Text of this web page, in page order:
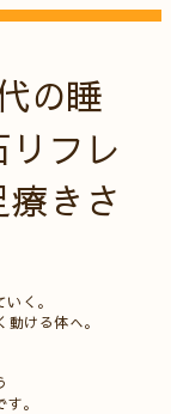
の睡
フレ
きさ
く。
ける体へ。
。